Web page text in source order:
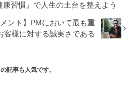
康習慣』で人生の土台を整えよう
ント】PMにおいて最も重
客様に対する誠実さである
記事も人気です。